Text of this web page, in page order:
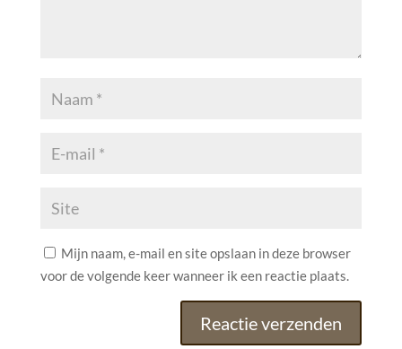
Mijn naam, e-mail en site opslaan in deze browser
voor de volgende keer wanneer ik een reactie plaats.